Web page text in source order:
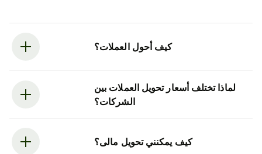
كيف أحول العملات؟
لماذا تختلف أسعار تحويل العملات بين
الشركات؟
كيف يمكنني تحويل مالى؟